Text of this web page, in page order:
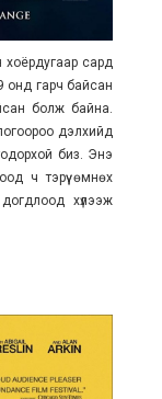
сард
онд гарч байсан
болж байна.
дэлхийд
биз. Энэ
ч тэрүү өмнөх
хүлээж